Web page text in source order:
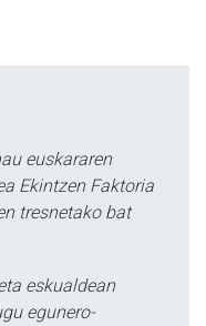
euskararen
Ekintzen Faktoria
tresnetako bat
eskualdean
egunero-